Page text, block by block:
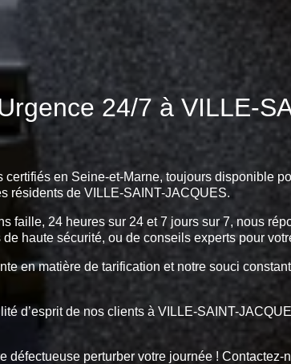
24/7 à VILLE-
certifiés en Seine-et-Marne, toujours disponible
résidents de VILLE-SAINT-JACQUES.
faille, 24 heures sur 24 et 7 jours sur 7, nous
de haute sécurité, ou de conseils experts pour
en matière de tarification et notre souci
d’esprit de nos clients à VILLE-SAINT-
défectueuse perturber votre journée !